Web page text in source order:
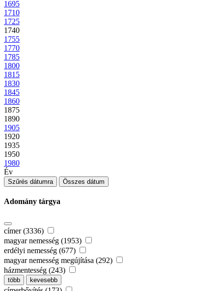
1695
1710
1725
1740
1755
1770
1785
1800
1815
1830
1845
1860
1875
1890
1905
1920
1935
1950
1980
Év
Szűrés dátumra Összes dátum
Adomány tárgya
címer (3336)
magyar nemesség (1953)
erdélyi nemesség (677)
magyar nemesség megújítása (292)
házmentesség (243)
több kevesebb